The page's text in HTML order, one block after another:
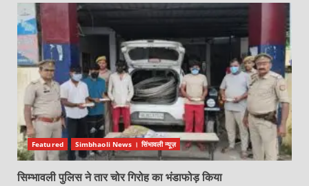
Featured Simbhaoli News । सिंभावली न्यूज़
सिम्भावली पुलिस ने तार चोर गिरोह का भंडाफोड़ किया